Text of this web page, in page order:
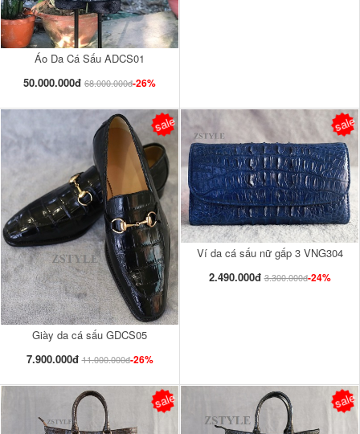
Áo Da Cá Sấu ADCS01
50.000.000đ 68.000.000đ-26%
Giày da cá sấu GDCS05
7.900.000đ 11.000.000đ-26%
sale
Ví da cá sấu nữ gấp 3 VNG304
2.490.000đ 3.300.000đ-24%
sale
sale sale